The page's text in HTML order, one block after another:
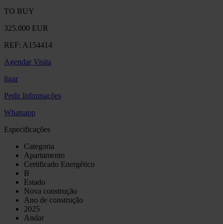
TO BUY
325.000 EUR
REF: A154414
Agendar Visita
ligar
Pedir Informações
Whatsapp
Especificações
Categoria
Apartamento
Certificado Energético
B
Estado
Nova construção
Ano de construção
2025
Andar